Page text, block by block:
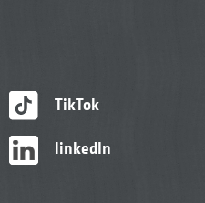
TikTok
linkedIn